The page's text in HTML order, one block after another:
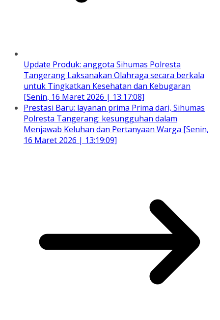
Update Produk: anggota Sihumas Polresta
Tangerang Laksanakan Olahraga secara berkala
untuk Tingkatkan Kesehatan dan Kebugaran
[Senin, 16 Maret 2026 | 13:17:08]
Prestasi Baru: layanan prima Prima dari, Sihumas
Polresta Tangerang: kesungguhan dalam
Menjawab Keluhan dan Pertanyaan Warga [Senin,
16 Maret 2026 | 13:19:09]